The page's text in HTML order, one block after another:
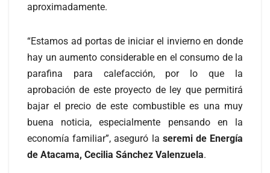
aproximadamente.
“Estamos ad portas de iniciar el invierno en donde
hay un aumento considerable en el consumo de la
parafina para calefacción, por lo que la
aprobación de este proyecto de ley que permitirá
bajar el precio de este combustible es una muy
buena noticia, especialmente pensando en la
economía familiar”, aseguró la seremi de Energía
de Atacama, Cecilia Sánchez Valenzuela.